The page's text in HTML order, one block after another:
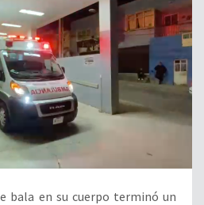
bala en su cuerpo terminó un